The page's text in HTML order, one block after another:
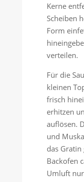
Kerne
Scheiben
Form
verteilen.
Für die
kleinen
frisch
erhitzen
auflösen.
und
das
Backofen
Umluft nur